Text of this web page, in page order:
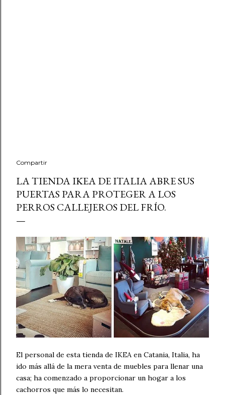
Compartir
LA TIENDA IKEA DE ITALIA ABRE SUS
PUERTAS PARA PROTEGER A LOS
PERROS CALLEJEROS DEL FRÍO.
El personal de esta tienda de IKEA en Catania, Italia, ha
ido más allá de la mera venta de muebles para llenar una
casa; ha comenzado a proporcionar un hogar a los
cachorros que más lo necesitan.